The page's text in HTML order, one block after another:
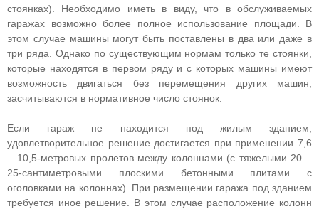
стоянках). Необходимо иметь в виду, что в обслуживаемых
гаражах возможно более полное использование площади. В
этом случае машины могут быть поставлены в два или даже в
три ряда. Однако по существующим нормам только те стоянки,
которые находятся в первом ряду и с которых машины имеют
возможность двигаться без перемещения других машин,
засчитываются в нормативное число стоянок.
Если гараж не находится под жилым зданием,
удовлетворительное решение достигается при применении 7,6
—10,5-метровых пролетов между колоннами (с тяжелыми 20—
25-сантиметровыми плоскими бетонными плитами с
оголовками на колоннах). При размещении гаража под зданием
требуется иное решение. В этом случае расположение колонн